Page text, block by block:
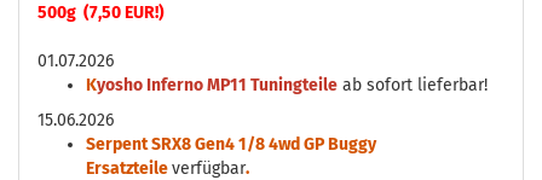
500g (7,50 EUR!)
01.07.2026
Kyosho Inferno MP11 Tuningteile ab sofort lieferbar!
15.06.2026
Serpent SRX8 Gen4 1/8 4wd GP Buggy
Ersatzteileverfügbar.